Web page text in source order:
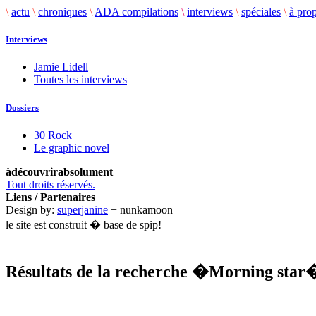
\ actu \ chroniques \ ADA compilations \ interviews \ spéciales \ à
Interviews
Jamie Lidell
Toutes les interviews
Dossiers
30 Rock
Le graphic novel
àdécouvrirabsolument
Tout droits réservés.
Liens / Partenaires
Design by: superjanine + nunkamoon
le site est construit � base de spip!
Résultats de la recherche �Morning